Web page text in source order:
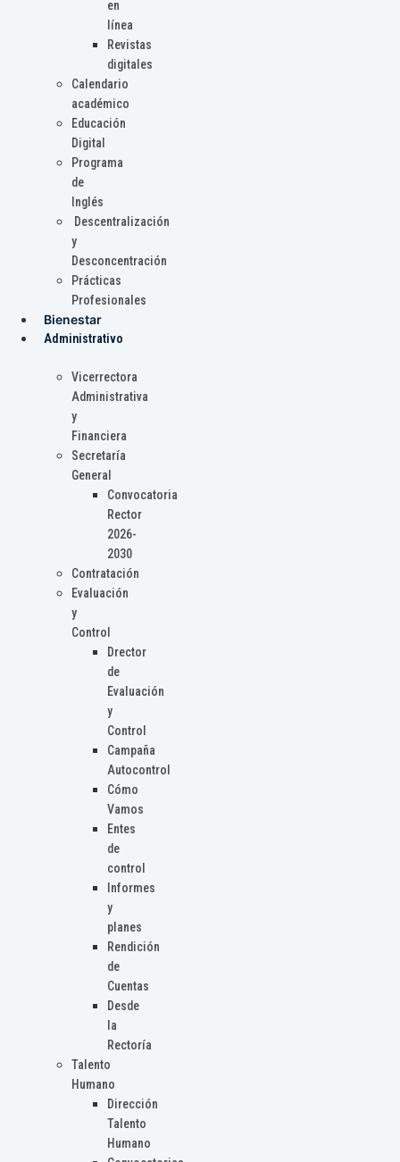
en
línea
Revistas
digitales
Calendario
académico
Educación
Digital
Programa
de
Inglés
Descentralización
y
Desconcentración
Prácticas
Profesionales
Bienestar
Administrativo
Vicerrectora
Administrativa
y
Financiera
Secretaría
General
Convocatoria
Rector
2026-
2030
Contratación
Evaluación
y
Control
Drector
de
Evaluación
y
Control
Campaña
Autocontrol
Cómo
Vamos
Entes
de
control
Informes
y
planes
Rendición
de
Cuentas
Desde
la
Rectoría
Talento
Humano
Dirección
Talento
Humano